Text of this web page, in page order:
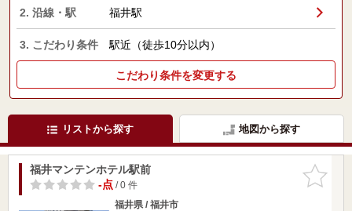
2. 沿線・駅 福井駅
3. こだわり条件 駅近（徒歩10分以内）
こだわり条件を変更する
リストから探す 地図から探す
お気に入
りに追加
福井マンテンホテル駅前
-点/ 0 件
福井県 / 福井市